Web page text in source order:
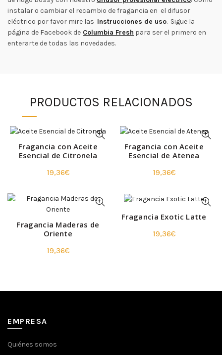
instalar o cambiar el recambio de fragancia en el difusor
eléctrico por favor mire las Instrucciones de uso. Sigue la
página de Facebook de Columbia Fresh para ser el primero en
enterarte de todas las novedades.
PRODUCTOS RELACIONADOS
Fragancia con Aceite
Esencial de Citronela
19,36€
Fragancia con Aceite
Esencial de Atenea
19,36€
Fragancia Maderas de
Oriente
19,36€
Fragancia Exotic Latte
19,36€
EMPRESA
Quiénes somos